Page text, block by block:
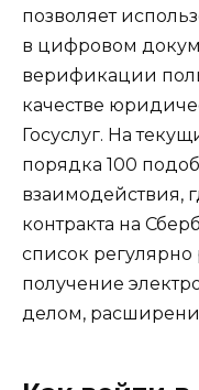
позволяет
в цифровом
верификации
качестве
Госуслуг. На
порядка 100
взаимодействия,
контракта на
список
получение
делом,